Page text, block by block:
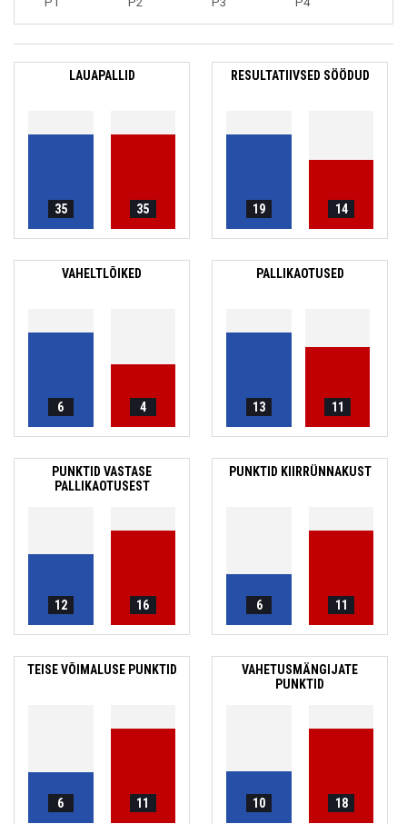
LAUAPALLID
35 35
RESULTATIIVSED SÖÖDUD
19 14
VAHELTLÕIKED
6 4
PALLIKAOTUSED
13 11
PUNKTID VASTASE
PALLIKAOTUSEST
12 16
PUNKTID KIIRRÜNNAKUST
6 11
TEISE VÕIMALUSE PUNKTID
6 11
VAHETUSMÄNGIJATE
PUNKTID
10 18